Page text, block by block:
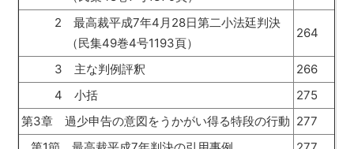
2 最高裁平成7年4月28日第二小法廷判決
（民集49巻4号1193頁）
264
3 主な判例評釈
266
4 小括
275
第3章 過少申告の意図をうかがい得る特段の行動 277